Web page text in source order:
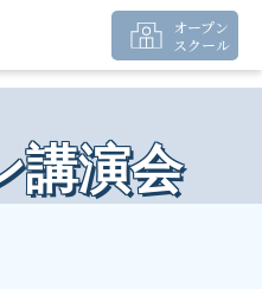
オープン
スクール
講演会